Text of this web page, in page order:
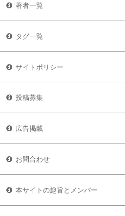
著者一覧
タグ一覧
サイトポリシー
投稿募集
広告掲載
お問合わせ
本サイトの趣旨とメンバー